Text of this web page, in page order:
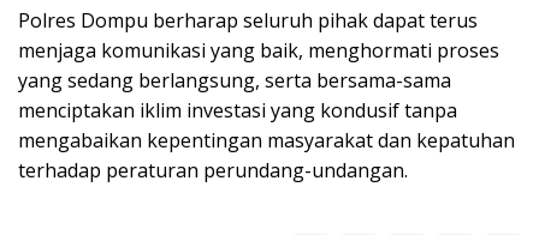
Polres Dompu berharap seluruh pihak dapat terus
menjaga komunikasi yang baik, menghormati proses
yang sedang berlangsung, serta bersama-sama
menciptakan iklim investasi yang kondusif tanpa
mengabaikan kepentingan masyarakat dan kepatuhan
terhadap peraturan perundang-undangan.